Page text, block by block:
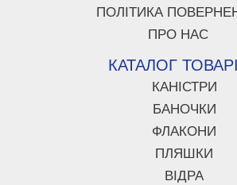
ПОЛІТИКА
ПРО НАС
КАТАЛОГ
КАНІСТРИ
БАНОЧКИ
ФЛАКОНИ
ПЛЯШКИ
ВІДРА